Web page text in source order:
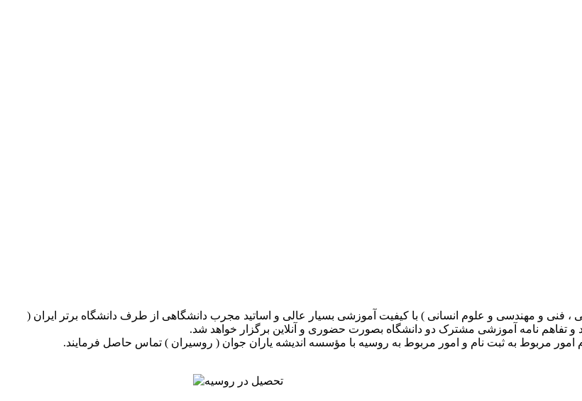
فنی و مهندسی و علوم انسانی ) با کیفیت آموزشی بسیار عالی و اساتید مجرب دانشگاهی از طرف دانشگاه برتر ایران (
تفاهم نامه آموزشی مشترک دو دانشگاه بصورت حضوری و آنلاین برگزار خواهد شد.
مربوط به ثبت نام و امور مربوط به روسیه با مؤسسه اندیشه یاران جوان ( روسیران ) تماس حاصل فرمایند.